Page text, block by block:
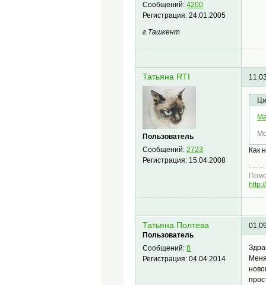
Сообщений:4200
Регистрация:24.01.2005
г.Ташкент
Татьяна RTI
Пользователь
Сообщений:2723
Регистрация: 15.04.2008
Как
Татьяна Полтева
Пользователь
Сообщений:8
Регистрация:04.04.2014